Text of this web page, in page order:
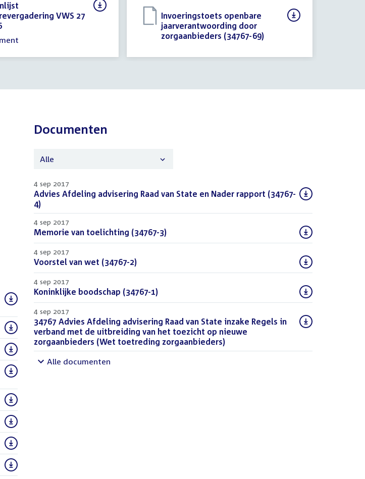
VWS 27
Download
bestand:
Invoeringstoets openbare
jaarverantwoording door
zorgaanbieders (34767-69)
Documenten
Alle
4 sep 2017
Download
bestand:
Advies Afdeling advisering Raad van State en Nader rapport (34767-
4)
4 sep 2017
Download
bestand:
Memorie van toelichting (34767-3)
4 sep 2017
Download
bestand:
Voorstel van wet (34767-2)
4 sep 2017
Download
bestand:
Koninklijke boodschap (34767-1)
4 sep 2017
Download
bestand:
34767 Advies Afdeling advisering Raad van State inzake Regels in
verband met de uitbreiding van het toezicht op nieuwe
zorgaanbieders (Wet toetreding zorgaanbieders)
Alle documenten